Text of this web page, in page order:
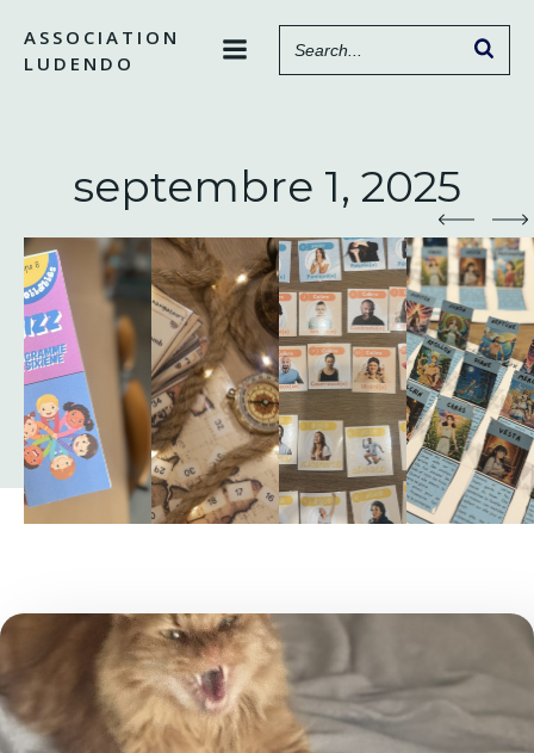
contenu
ASSOCIATION
LUDENDO
septembre 1, 2025